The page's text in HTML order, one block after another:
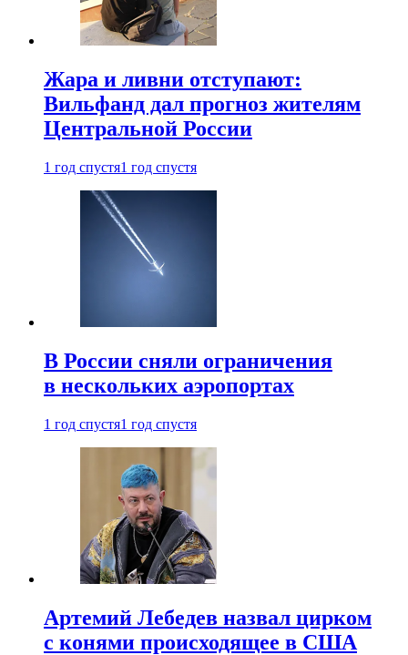
Жара и ливни отступают:
Вильфанд дал прогноз жителям
Центральной России
1 год спустя1 год спустя
В России сняли ограничения
в нескольких аэропортах
1 год спустя1 год спустя
Артемий Лебедев назвал цирком
с конями происходящее в США